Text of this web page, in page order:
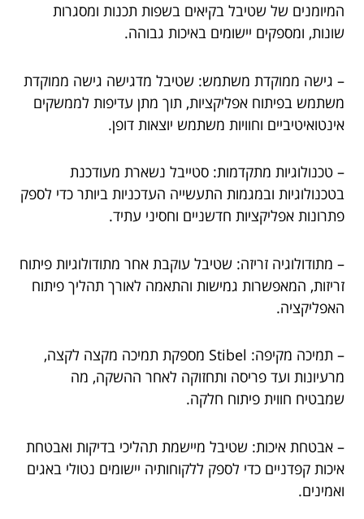
המיומנים של שטיבל בקיאים בשפות תכנות ומסגרות
שונות, ומספקים יישומים באיכות גבוהה.
– גישה ממוקדת משתמש: שטיבל מדגישה גישה ממוקדת
משתמש בפיתוח אפליקציות, תוך מתן עדיפות לממשקים
אינטואיטיביים וחוויות משתמש יוצאות דופן.
– טכנולוגיות מתקדמות: סטייבל נשארת מעודכנת
בטכנולוגיות ובמגמות התעשייה העדכניות ביותר כדי לספק
פתרונות אפליקציות חדשניים וחסיני עתיד.
– מתודולוגיה זריזה: שטיבל עוקבת אחר מתודולוגיות פיתוח
זריזות, המאפשרות גמישות והתאמה לאורך תהליך פיתוח
האפליקציה.
– תמיכה מקיפה: Stibel מספקת תמיכה מקצה לקצה,
מרעיונות ועד פריסה ותחזוקה לאחר ההשקה, מה
שמבטיח חווית פיתוח חלקה.
– אבטחת איכות: שטיבל מיישמת תהליכי בדיקות ואבטחת
איכות קפדניים כדי לספק ללקוחותיה יישומים נטולי באגים
ואמינים.